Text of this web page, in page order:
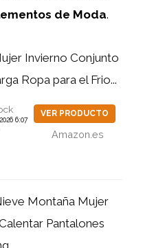
de Moda.
Invierno Conjunto
Ropa para el Frio...
6:07
VER PRODUCTO
Amazon.es
Montaña Mujer
Pantalones